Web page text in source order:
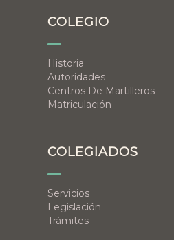
COLEGIO
Historia
Autoridades
Centros De Martilleros
Matriculación
COLEGIADOS
Servicios
Legislación
Trámites